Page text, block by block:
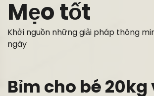
Skip
content
Mẹo tốt
Khởi nguồn những giải pháp thông
ngày
Bỉm cho bé